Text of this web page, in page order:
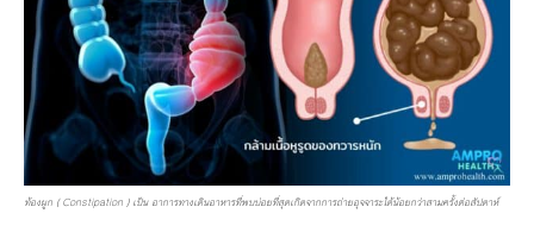
ท้องผูก ( Constipation ) เป็น อาการทางเดินอาหารที่พบบ่อยที่สุดเกิดจากการถ่ายอุจจาระได้น้อยกว่าสามครั้งต่อสัปดาห์